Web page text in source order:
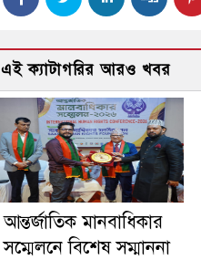
এই ক্যাটাগরির আরও খবর
আন্তর্জাতিক মানবাধিকার
সম্মেলনে বিশেষ সম্মাননা